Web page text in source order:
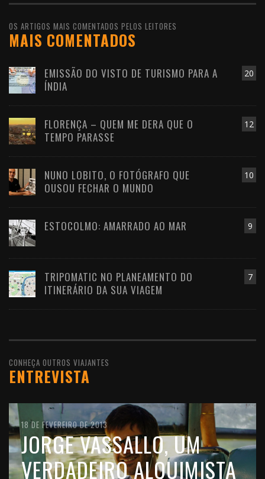
OS ARTIGOS MAIS COMENTADOS PELOS LEITORES
MAIS COMENTADOS
20
EMISSÃO DO VISTO DE TURISMO PARA A
ÍNDIA
12
FLORENÇA – QUEM ME DERA QUE O
TEMPO PARASSE
10
NUNO LOBITO, O FOTÓGRAFO QUE
OUSOU FECHAR O MUNDO
9
ESTOCOLMO: AMARRADO AO MAR
7
TRIPOMATIC NO PLANEAMENTO DO
ITINERÁRIO DA SUA VIAGEM
CONHEÇA OUTROS VIAJANTES
ENTREVISTA
10 DE FEVEREIRO DE 2016
JOÃO LEITÃO, UM
VIAJANTE QUE GOSTA DE
18 DE FEVEREIRO DE 2013
JORGE VASSALLO, UM
VERDADEIRO ALQUIMISTA
11 DE OUTUBRO DE 2012
FILIPE MORATO GOMES,
UM VIAJANTE CHEIO DE